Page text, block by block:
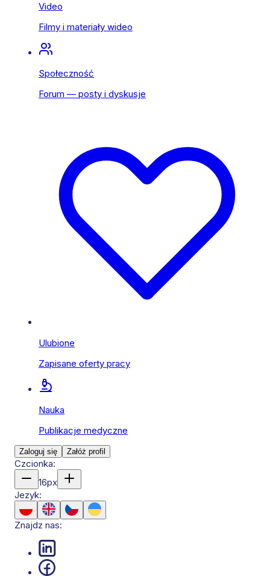
Video
Filmy i materiały wideo
Społeczność
Forum — posty i dyskusje
Ulubione
Zapisane oferty pracy
Nauka
Publikacje medyczne
Zaloguj się Załóż profil
Czcionka:
16px
Jezyk:
Znajdz nas: